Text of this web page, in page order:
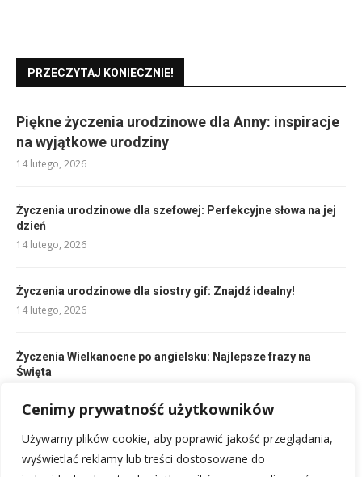
Cenimy prywatność użytkowników
Używamy plików cookie, aby poprawić jakość przeglądania,
wyświetlać reklamy lub treści dostosowane do
PRZECZYTAJ KONIECZNIE!
Piękne życzenia urodzinowe dla Anny: inspiracje
na wyjątkowe urodziny
14 lutego, 2026
Życzenia urodzinowe dla szefowej: Perfekcyjne słowa na jej
dzień
14 lutego, 2026
Życzenia urodzinowe dla siostry gif: Znajdź idealny!
14 lutego, 2026
Życzenia Wielkanocne po angielsku: Najlepsze frazy na
Święta
Kierunkowy 39: Oszustwo? Uważać na włoski numer, wangiri
atak!
17 lutego, 2026